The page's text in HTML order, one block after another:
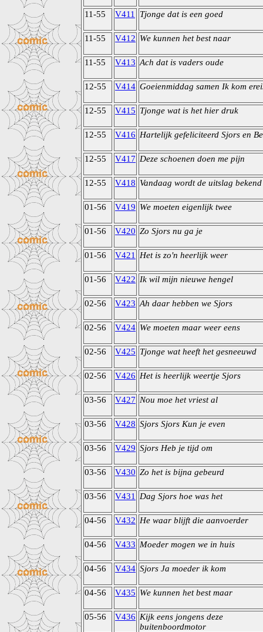
11-55 V411 Tjonge dat is een goed
11-55 V412 We kunnen het best naar
11-55 V413 Ach dat is vaders oude
12-55 V414 Goeienmiddag samen Ik kom
12-55 V415 Tjonge wat is het hier druk
12-55 V416 Hartelijk gefeliciteerd Sjors en
12-55 V417 Deze schoenen doen me pijn
12-55 V418 Vandaag wordt de uitslag bekend
01-56 V419 We moeten eigenlijk twee
01-56 V420 Zo Sjors nu ga je
01-56 V421 Het is zo'n heerlijk weer
01-56 V422 Ik wil mijn nieuwe hengel
02-56 V423 Ah daar hebben we Sjors
02-56 V424 We moeten maar weer eens
02-56 V425 Tjonge wat heeft het gesneeuwd
02-56 V426 Het is heerlijk weertje Sjors
03-56 V427 Nou moe het vriest al
03-56 V428 Sjors Sjors Kun je even
03-56 V429 Sjors Heb je tijd om
03-56 V430 Zo het is bijna gebeurd
03-56 V431 Dag Sjors hoe was het
04-56 V432 He waar blijft die aanvoerder
04-56 V433 Moeder mogen we in huis
04-56 V434 Sjors Ja moeder ik kom
04-56 V435 We kunnen het best maar
05-56 V436 Kijk eens jongens deze
buitenboordmotor